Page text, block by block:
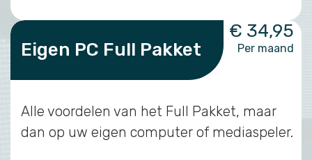
Eigen PC Full Pakket
€ 34,95
Per maand
Alle voordelen van het Full Pakket, maar
dan op uw eigen computer of mediaspeler.